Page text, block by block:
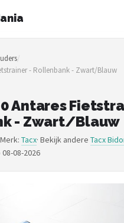
/
- Rollenbank - Zwart/Blauw
Antares
- Zwart/Blauw
Merk: Tacx· Bekijk andere Tacx
08-2026